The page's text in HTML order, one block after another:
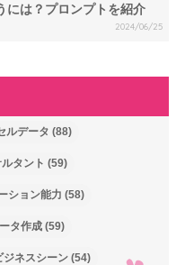
には？プロンプトを紹介
2024/06/25
ルデータ (88)
タント (59)
ション能力 (58)
タ作成(59)
ジネスシーン(54)